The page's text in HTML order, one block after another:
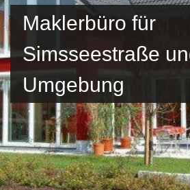
Maklerbüro für
Simsseestraße
Umgebung